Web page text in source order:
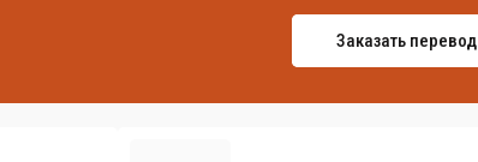
Заказать перевод